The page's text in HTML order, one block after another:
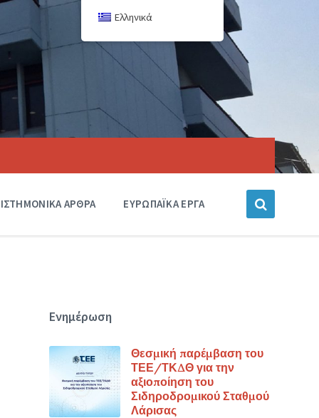
ΑΡΘΡΑ ΕΥΡΩΠΑΪΚΑ ΕΡΓΑ
Ενημέρωση
Θεσμική παρέμβαση του
ΤΕΕ/ΤΚΔΘ για την
αξιοποίηση του
Σιδηροδρομικού Σταθμού
Λάρισας
Ελληνικά